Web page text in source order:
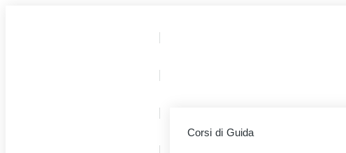
Corsi di Guida